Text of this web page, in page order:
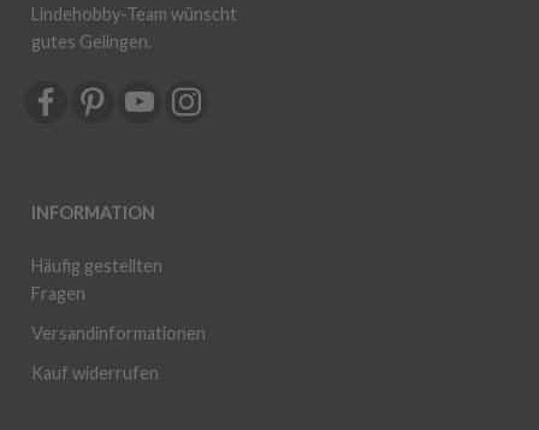
Lindehobby-Team wünscht
gutes Gelingen.
INFORMATION
Häufig gestellten
Fragen
Versandinformationen
Kauf widerrufen